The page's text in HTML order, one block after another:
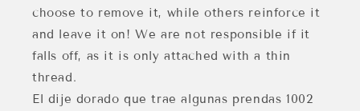
choose to remove it, while others reinforce it
and leave it on! We are not responsible if it
falls off, as it is only attached with a thin
thread.
El dije dorado que trae algunas prendas 1002